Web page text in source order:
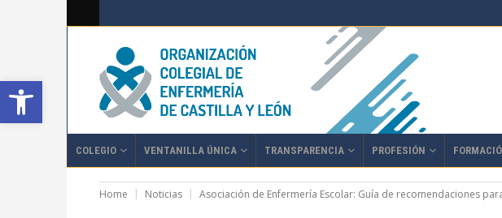
Abrir barra de herramientas
COLEGIO VENTANILLA ÚNICA TRANSPARENCIA PROFESIÓN
Home Noticias Asociación de Enfermería Escolar: Guía de recomendaciones